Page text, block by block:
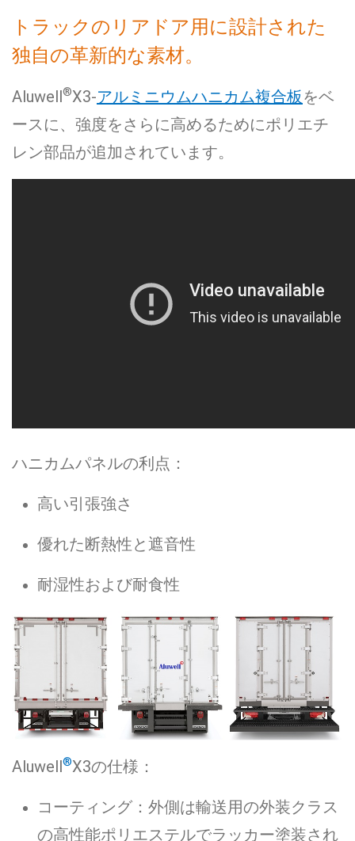
トラックのリアドア用に設計された
独自の革新的な素材。
Aluwell®X3-アルミニウムハニカム複合板をベ
ースに、強度をさらに高めるためにポリエチ
レン部品が追加されています。
ハニカムパネルの利点：
高い引張強さ
優れた断熱性と遮音性
耐湿性および耐食性
Aluwell®X3の仕様：
コーティング：外側は輸送用の外装クラス
の高性能ポリエステルでラッカー塗装され